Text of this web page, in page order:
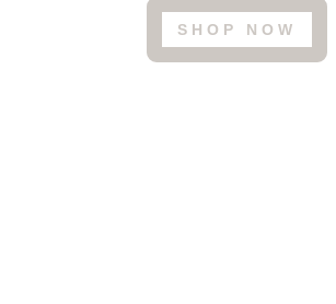
SHOP NOW